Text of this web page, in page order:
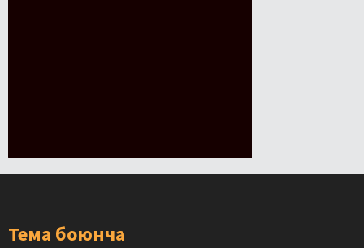
Тема боюнча